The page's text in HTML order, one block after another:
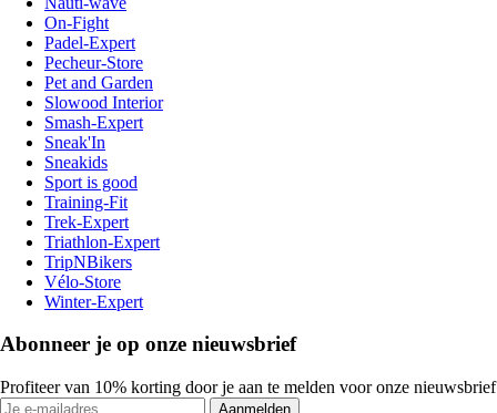
On-Fight
Padel-Expert
Pecheur-Store
Pet and Garden
Slowood Interior
Smash-Expert
Sneak'In
Sneakids
Sport is good
Training-Fit
Trek-Expert
Triathlon-Expert
TripNBikers
Vélo-Store
Winter-Expert
Abonneer je op onze nieuwsbrief
Profiteer van 10% korting door je aan te melden voor onze nieuwsbrief
Aanmelden